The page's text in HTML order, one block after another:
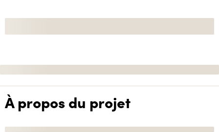
À propos du projet